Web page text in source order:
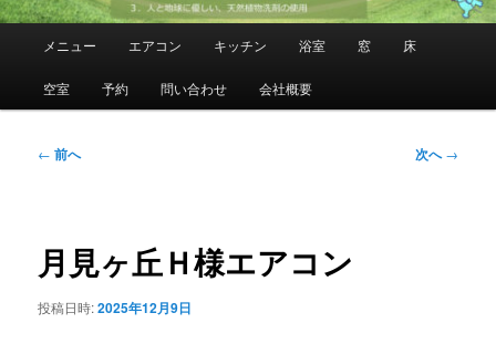
メ
メニュー エアコン キッチン 浴室 窓 床
空室 予約 問い合わせ 会社概要
投
ゲ
ー
ョ
← 前へ 次へ→
月見ヶ丘Ｈ様エアコン
投稿日時:2025年12月9日